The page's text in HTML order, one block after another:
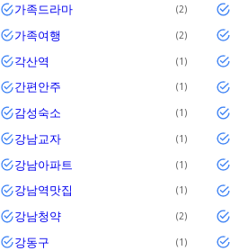
가족드라마 2
가족여행 2
각산역 1
간편안주 1
감성숙소 1
강남교자 1
강남아파트 1
강남역맛집 1
강남청약 2
강동구 1